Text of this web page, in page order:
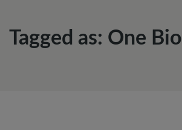
Tagged as: One Bio